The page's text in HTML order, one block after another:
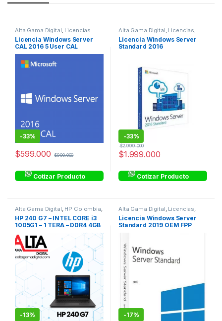
Alta Gama Digital, Licencias
Licencia Windows Server
CAL 2016 5 User CAL
-33%
$599.000 $900.000
Cotizar Producto
Alta Gama Digital, Licencias,
Licencias Transferibles
Licencia Windows Server
Standard 2016
-33%
$1.999.000
$2.999.000
Cotizar Producto
Alta Gama Digital HP Colombia
HP Colombia, Laptops Laptops
& Computers,Linea Hogar,
Procesadores Intel® Core™ i3
HP 240 G7 – INTEL CORE i3
1005G1 – 1 TERA – DDR4 4GB
-13%
Alta Gama Digital Licencias
Licencias OEM
Licencia Windows Server
Standard 2019 OEM FPP
-17%